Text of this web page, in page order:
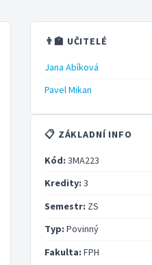
👨‍🏫 UČITELÉ
Jana Abíková
Pavel Mikan
📋 ZÁKLADNÍ INFO
Kód: 3MA223
Kredity: 3
Semestr: ZS
Typ: Povinný
Fakulta: FPH